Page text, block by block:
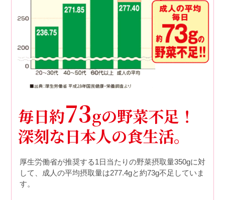
毎日約73gの野菜不足！
深刻な日本人の食生活。
厚生労働省が推奨する1日当たりの野菜摂取量350gに対
して、成人の平均摂取量は277.4gと約73g不足していま
す。